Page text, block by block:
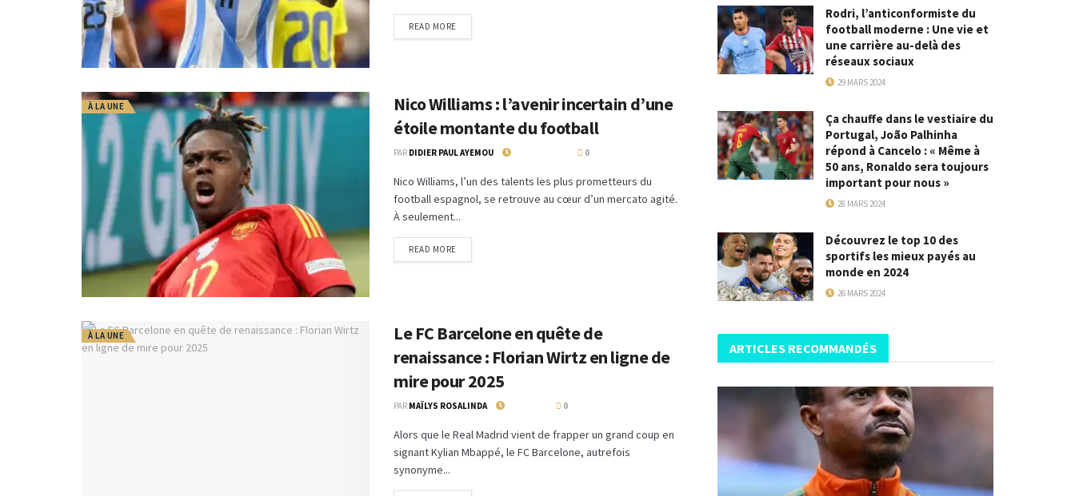
READ MORE
À LA UNE
Nico Williams : l’avenir incertain d’une
étoile montante du football
PAR DIDIER PAUL AYEMOU 0
Nico Williams, l’un des talents les plus prometteurs du
football espagnol, se retrouve au cœur d’un mercato agité.
À seulement...
READ MORE
À LA UNE
Le FC Barcelone en quête de
renaissance : Florian Wirtz en ligne de
mire pour 2025
PAR MAÏLYS ROSALINDA 0
Alors que le Real Madrid vient de frapper un grand coup en
signant Kylian Mbappé, le FC Barcelone, autrefois
synonyme...
Rodri, l’anticonformiste du
football moderne : Une vie et
une carrière au-delà des
réseaux sociaux
29 MARS 2024
Ça chauffe dans le vestiaire du
Portugal, João Palhinha
répond à Cancelo : « Même à
50 ans, Ronaldo sera toujours
important pour nous »
28 MARS 2024
Découvrez le top 10 des
sportifs les mieux payés au
monde en 2024
26 MARS 2024
ARTICLES RECOMMANDÉS